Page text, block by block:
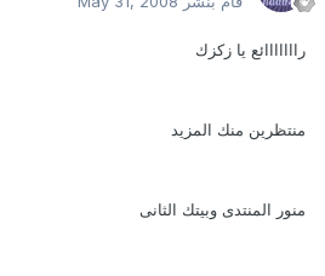
رااااااائع يا زكزك
منتظرين منك المزيد
منور المنتدى وبيتك الثانى